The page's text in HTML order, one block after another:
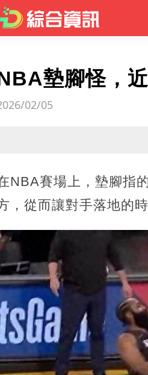
墊腳怪，
02/05
NBA賽場上，墊腳指
，從而讓對手落地的